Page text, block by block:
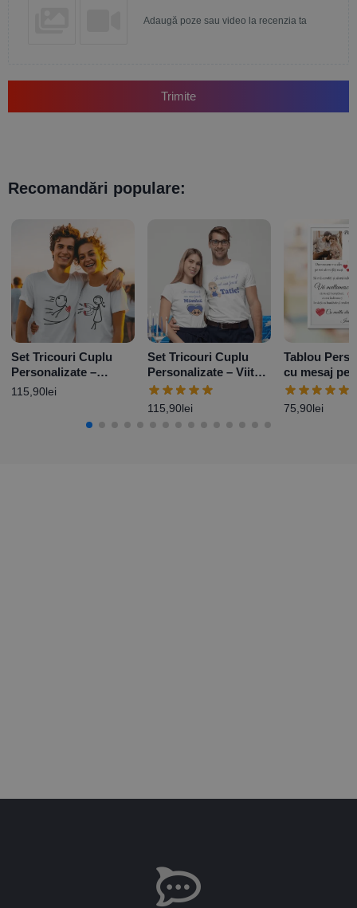
Adaugă poze sau video la recenzia ta
Trimite
Recomandări populare:
Set Tricouri Cuplu
Personalizate –
Magnetism
115,90lei
Set Tricouri Cuplu
Personalizate – Viitori
părinți Baby Boy
115,90lei
Tablou
cu mesaj
și o poză –
75,90lei